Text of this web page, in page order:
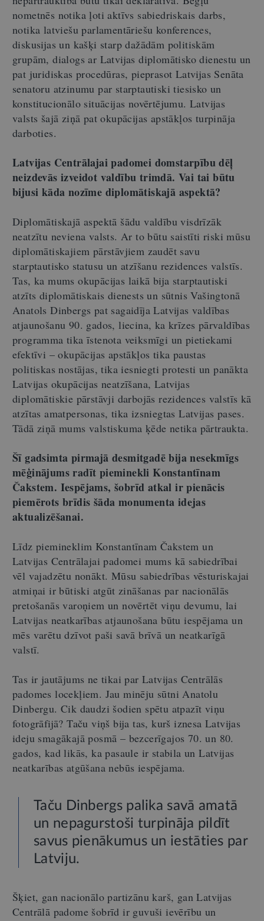
nometnēs notika ļoti aktīvs sabiedriskais darbs,
notika latviešu parlamentāriešu konferences,
diskusijas un kašķi starp dažādām politiskām
grupām, dialogs ar Latvijas diplomātisko dienestu un
pat juridiskas procedūras, pieprasot Latvijas Senāta
senatoru atzinumu par starptautiski tiesisko un
konstitucionālo situācijas novērtējumu. Latvijas
valsts šajā ziņā pat okupācijas apstākļos turpināja
darboties.
Latvijas Centrālajai padomei domstarpību dēļ
neizdevās izveidot valdību trimdā. Vai tai būtu
bijusi kāda nozīme diplomātiskajā aspektā?
Diplomātiskajā aspektā šādu valdību visdrīzāk
neatzītu neviena valsts. Ar to būtu saistīti riski mūsu
diplomātiskajiem pārstāvjiem zaudēt savu
starptautisko statusu un atzīšanu rezidences valstīs.
Tas, ka mums okupācijas laikā bija starptautiski
atzīts diplomātiskais dienests un sūtnis Vašingtonā
Anatols Dinbergs pat sagaidīja Latvijas valdības
atjaunošanu 90. gados, liecina, ka krīzes pārvaldības
programma tika īstenota veiksmīgi un pietiekami
efektīvi – okupācijas apstākļos tika paustas
politiskas nostājas, tika iesniegti protesti un panākta
Latvijas okupācijas neatzīšana, Latvijas
diplomātiskie pārstāvji darbojās rezidences valstīs kā
atzītas amatpersonas, tika izsniegtas Latvijas pases.
Tādā ziņā mums valstiskuma ķēde netika pārtraukta.
Šī gadsimta pirmajā desmitgadē bija nesekmīgs
mēģinājums radīt pieminekli Konstantīnam
Čakstem. Iespējams, šobrīd atkal ir pienācis
piemērots brīdis šāda monumenta idejas
aktualizēšanai.
Līdz piemineklim Konstantīnam Čakstem un
Latvijas Centrālajai padomei mums kā sabiedrībai
vēl vajadzētu nonākt. Mūsu sabiedrības vēsturiskajai
atmiņai ir būtiski atgūt zināšanas par nacionālās
pretošanās varoņiem un novērtēt viņu devumu, lai
Latvijas neatkarības atjaunošana būtu iespējama un
mēs varētu dzīvot paši savā brīvā un neatkarīgā
valstī.
Tas ir jautājums ne tikai par Latvijas Centrālās
padomes locekļiem. Jau minēju sūtni Anatolu
Dinbergu. Cik daudzi šodien spētu atpazīt viņu
fotogrāfijā? Taču viņš bija tas, kurš iznesa Latvijas
ideju smagākajā posmā – bezcerīgajos 70. un 80.
gados, kad likās, ka pasaule ir stabila un Latvijas
neatkarības atgūšana nebūs iespējama.
Taču Dinbergs palika savā amatā
un nepagurstoši turpināja pildīt
savus pienākumus un iestāties par
Latviju.
Šķiet, gan nacionālo partizānu karš, gan Latvijas
Centrālā padome šobrīd ir guvuši ievērību un